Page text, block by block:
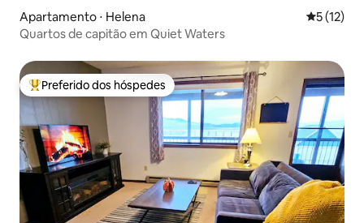
Apartamento ⋅ Helena 5 de uma
5 (12)
Quartos de capitão em Quiet Waters
Entre os melhores preferidos dos hóspedes
Preferido dos hóspedes